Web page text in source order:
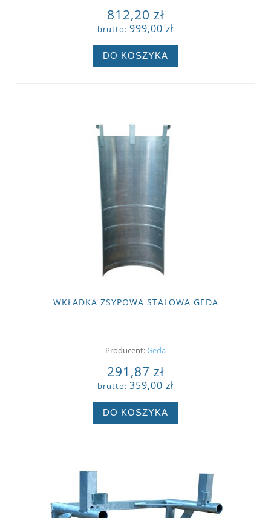
812,20 zł
brutto: 999,00 zł
DO KOSZYKA
WKŁADKA ZSYPOWA STALOWA GEDA
Producent:Geda
291,87 zł
brutto: 359,00 zł
DO KOSZYKA